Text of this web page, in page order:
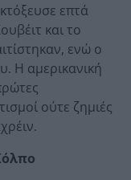
επτά
και το
ενώ ο
Η αμερικανική
ούτε ζημιές